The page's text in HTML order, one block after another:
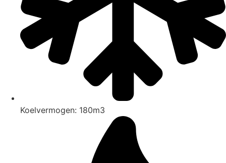
Koelvermogen: 180m3